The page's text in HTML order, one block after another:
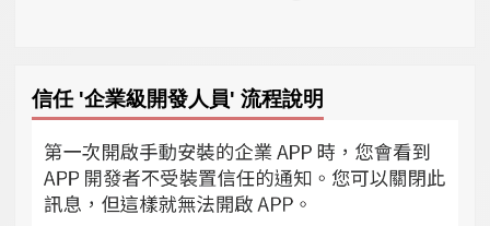
信任 '企業級開發人員' 流程說明